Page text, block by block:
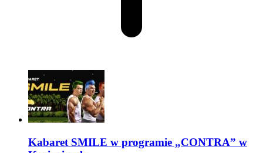
Kabaret SMILE w programie „CONTRA” w